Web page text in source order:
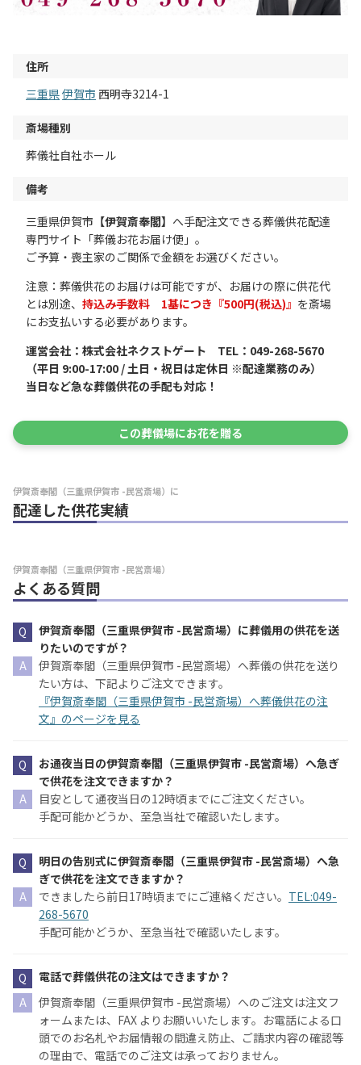
住所
三重県伊賀市 西明寺3214-1
斎場種別
葬儀社自社ホール
備考
三重県伊賀市 【伊賀斎奉閣】 へ手配注文できる葬儀供花配達
専門サイト「葬儀お花お届け便」。
ご予算・喪主家のご関係で金額をお選びください。
注意：葬儀供花のお届けは可能ですが、お届けの際に供花代
とは別途、 持込み手数料 1基につき『500円(税込)』 を斎場
にお支払いする必要があります。
運営会社：株式会社ネクストゲート TEL：049-268-5670
（平日 9:00-17:00 / 土日・祝日は定休日 ※配達業務のみ）
当日など急な葬儀供花の手配も対応！
この葬儀場にお花を贈る
伊賀斎奉閣（三重県伊賀市 -民営斎場）に
配達した供花実績
伊賀斎奉閣（三重県伊賀市 -民営斎場）
よくある質問
伊賀斎奉閣（三重県伊賀市 -民営斎場）に葬儀用の供花を送
りたいのですが？
伊賀斎奉閣（三重県伊賀市 -民営斎場）へ葬儀の供花を送り
たい方は、下記よりご注文できます。
『伊賀斎奉閣（三重県伊賀市 -民営斎場）へ葬儀供花の注
文』のページを見る
お通夜当日の伊賀斎奉閣（三重県伊賀市 -民営斎場）へ急ぎ
で供花を注文できますか？
目安として通夜当日の12時頃までにご注文ください。
手配可能かどうか、至急当社で確認いたします。
明日の告別式に伊賀斎奉閣（三重県伊賀市 -民営斎場）へ急
ぎで供花を注文できますか？
できましたら前日17時頃までにご連絡ください。 TEL:049-
268-5670
手配可能かどうか、至急当社で確認いたします。
電話で葬儀供花の注文はできますか？
伊賀斎奉閣（三重県伊賀市 -民営斎場）へのご注文は注文フ
ォームまたは、FAX よりお願いいたします。お電話による口
頭でのお名札やお届情報の間違え防止、ご請求内容の確認等
の理由で、電話でのご注文は承っておりません。